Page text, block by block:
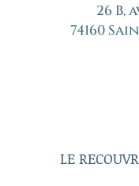
26 B,
74160
LE